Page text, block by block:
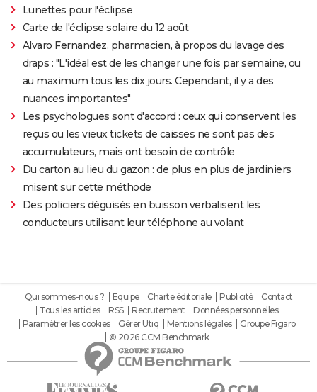
Lunettes pour l'éclipse
Carte de l'éclipse solaire du 12 août
Alvaro Fernandez, pharmacien, à propos du lavage des
draps : "L'idéal est de les changer une fois par semaine, ou
au maximum tous les dix jours. Cependant, il y a des
nuances importantes"
Les psychologues sont d'accord : ceux qui conservent les
reçus ou les vieux tickets de caisses ne sont pas des
accumulateurs, mais ont besoin de contrôle
Du carton au lieu du gazon : de plus en plus de jardiniers
misent sur cette méthode
Des policiers déguisés en buisson verbalisent les
conducteurs utilisant leur téléphone au volant
Qui sommes-nous ? Equipe Charte éditoriale Publicité
Contact
Tous les articles
RSS Recrutement
Données personnelles
Paramétrer les cookies
Gérer Utiq Mentions légales
Groupe Figaro
© 2026 CCM Benchmark